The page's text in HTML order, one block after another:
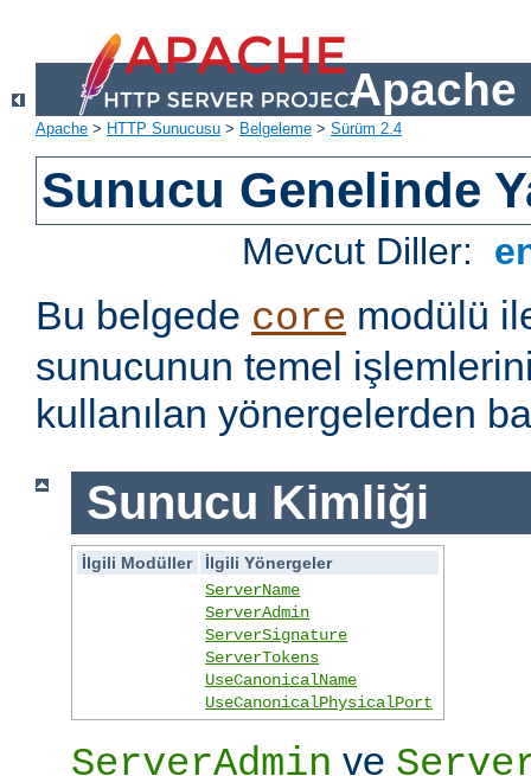
Apache
Apache > HTTP Sunucusu > Belgeleme > Sürüm 2.4
Sunucu Genelinde
Mevcut Diller:
Bu belgede core modülü
sunucunun temel
kullanılan yönergelerden
Sunucu Kimliği
İlgili Modüller
İlgili Yönergeler
ServerName
ServerAdmin
ServerSignature
ServerTokens
UseCanonicalName
UseCanonicalPhysicalPort
ServerAdmin ve